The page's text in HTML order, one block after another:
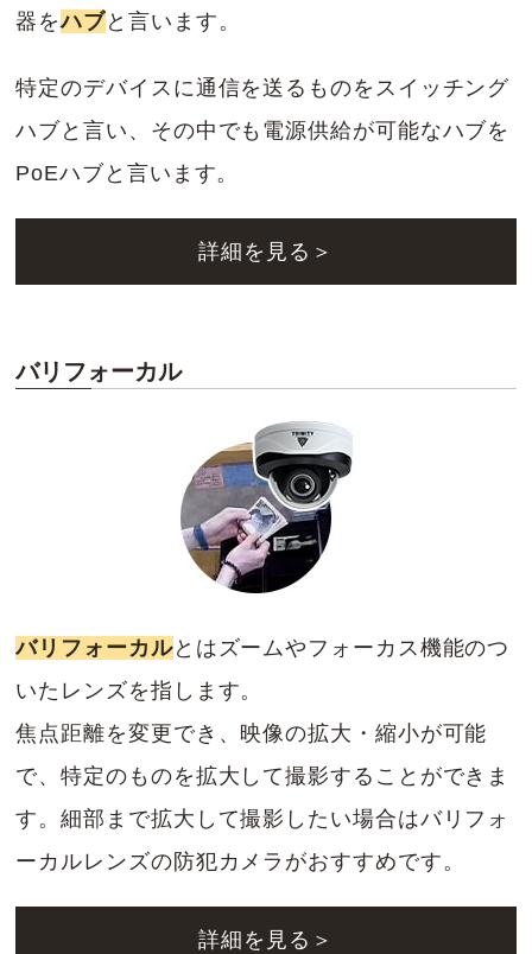
器をハブと言います。
特定のデバイスに通信を送るものをスイッチング
ハブと言い、その中でも電源供給が可能なハブを
PoEハブと言います。
詳細を見る＞
バリフォーカル
バリフォーカルとはズームやフォーカス機能のつ
いたレンズを指します。
焦点距離を変更でき、映像の拡大・縮小が可能
で、特定のものを拡大して撮影することができま
す。細部まで拡大して撮影したい場合はバリフォ
ーカルレンズの防犯カメラがおすすめです。
詳細を見る＞